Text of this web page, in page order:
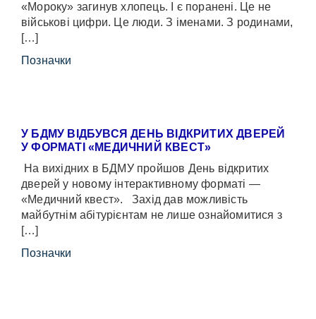
«Мороку» загинув хлопець. І є поранені. Це не
військові цифри. Це люди. З іменами. З родинами,
[…]
Позначки
У БДМУ ВІДБУВСЯ ДЕНЬ ВІДКРИТИХ ДВЕРЕЙ
У ФОРМАТІ «МЕДИЧНИЙ КВЕСТ»
На вихідних в БДМУ пройшов День відкритих
дверей у новому інтерактивному форматі —
«Медичний квест». Захід дав можливість
майбутнім абітурієнтам не лише ознайомитися з
[…]
Позначки